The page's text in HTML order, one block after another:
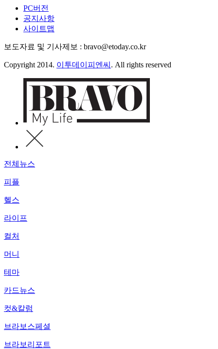
PC버전
공지사항
사이트맵
보도자료 및 기사제보 : bravo@etoday.co.kr
Copyright 2014. 이투데이피엔씨 . All rights reserved
전체뉴스
피플
헬스
라이프
컬처
머니
테마
카드뉴스
컷&칼럼
브라보스페셜
브라보리포트